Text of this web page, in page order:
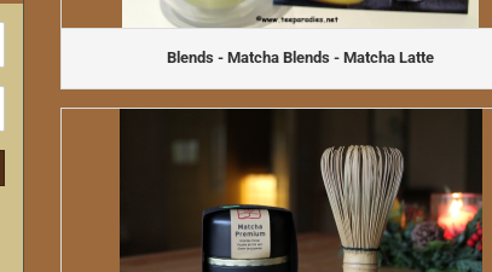
Blends - Matcha Blends - Matcha Latte